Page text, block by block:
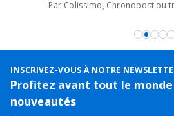
Par Colissimo, Chronopost ou
INSCRIVEZ-VOUS À NOTRE
Profitez avant tout le monde
nouveautés